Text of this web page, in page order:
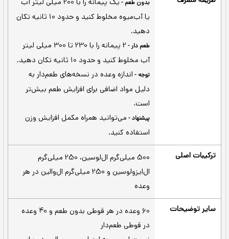
استقامتی مصرف گردد کمک به حفظ و بازیابی
عضلات در طول تمرین می‌کند.
تأمین اسیدآمینه شاخه‌دار -سه آمینو اسید لوسین،
ایزولوسین و والین (BCAA) جزو آمینو
اسید‌های ضروری محسوب می‌شوند که نقش
مهمی در ساختن پروتئین عضلات دارند و به
شاخه‌دار معروف هستند. بدن انسان توانایی
ساختن این مواد رو ندارد و باید از طریق رژیم
غذایی وارد بدن شوند.
30 الی 45 دقیقه قبل ورزش، بلافاصله بعد از
ورزش و ایده آل برای هر زمانی از روز